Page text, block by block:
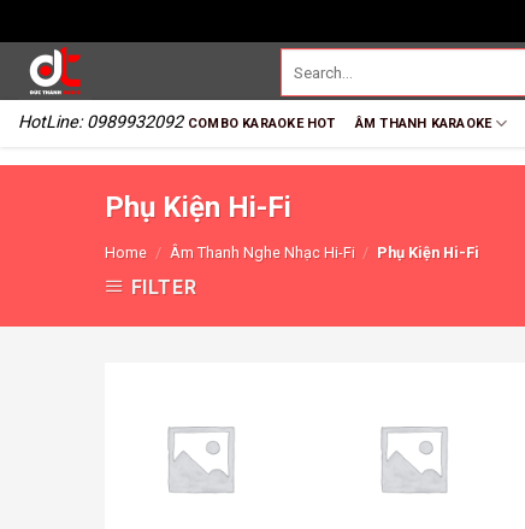
HotLine: 0989932092 COMBO KARAOKE HOT ÂM THANH KARAOKE
Phụ Kiện Hi-Fi
Home / Âm Thanh Nghe Nhạc Hi-Fi / Phụ Kiện Hi-Fi
FILTER